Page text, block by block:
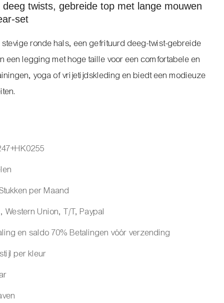
twists, gebreide top met lange mouwen
set
ronde hals, een gefrituurd deeg-twist-gebreide
een legging met hoge taille voor een comfortabele en
yoga of vrijetijdskleding en biedt een modieuze
per Maand
Western Union, T/T, Paypal
en saldo 70% Betalingen vóór verzending
per kleur